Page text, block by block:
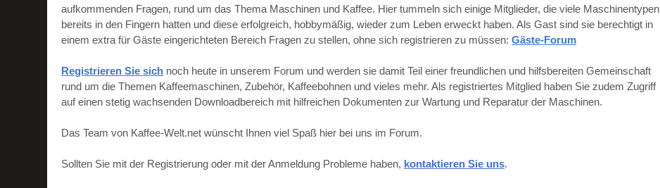
aufkommenden Fragen, rund um das Thema Maschinen und Kaffee. Hier tummeln sich einige Mitglieder, die viele Maschinentypen
bereits in den Fingern hatten und diese erfolgreich, hobbymäßig, wieder zum Leben erweckt haben. Als Gast sind sie berechtigt in
einem extra für Gäste eingerichteten Bereich Fragen zu stellen, ohne sich registrieren zu müssen:Gäste-Forum
Registrieren Sie sich noch heute in unserem Forum und werden sie damit Teil einer freundlichen und hilfsbereiten Gemeinschaft
rund um die Themen Kaffeemaschinen, Zubehör, Kaffeebohnen und vieles mehr. Als registriertes Mitglied haben Sie zudem Zugriff
auf einen stetig wachsenden Downloadbereich mit hilfreichen Dokumenten zur Wartung und Reparatur der Maschinen.
Das Team von Kaffee-Welt.net wünscht Ihnen viel Spaß hier bei uns im Forum.
Sollten Sie mit der Registrierung oder mit der Anmeldung Probleme haben, kontaktieren Sie uns.